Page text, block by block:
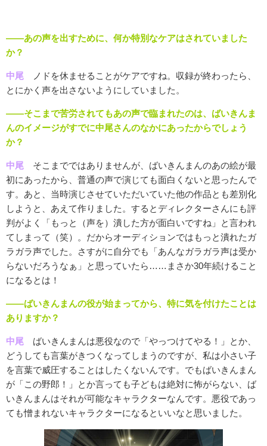
――あの声を出すために、何か特別なケアはされていました
か？
中尾 ノドを休ませることがケアですね。収録が終わったら、
とにかく声を出さないようにしていました。
――そこまで苦労されてもあの声で臨まれたのは、ばいきんま
んのイメージがすでに中尾さんのなかにあったからでしょう
か？
中尾 そこまでではありませんが、ばいきんまんのあの絵が最
初にあったから、普通の声で演じても面白くないと思ったんで
す。あと、当時演じさせていただいていた他の作品とも差別化
しようと、あえて作りました。するとディレクターさんにも評
判がよく「もっと（声を）潰した方が面白いですね」と言われ
てしまって（笑）。だからオーディションではもっと潰れたガ
ラガラ声でした。さすがに自分でも「あんなガラガラ声は受か
らないだろうなぁ」と思っていたら……まさか30年続けること
になるとは！
――ばいきんまんの役が始まってから、特に気を付けたことは
ありますか？
中尾 ばいきんまんは悪役なので「やっつけてやる！」とか、
どうしても言葉がきつくなってしまうのですが、私は小さい子
を言葉で威圧することはしたくないんです。でもばいきんまん
が「この野郎！」とか言っても子どもは絶対に怖がらない、ば
いきんまんはそれが可能なキャラクターなんです。悪役であっ
ても憎まれないキャラクターになるといいなと思いました。